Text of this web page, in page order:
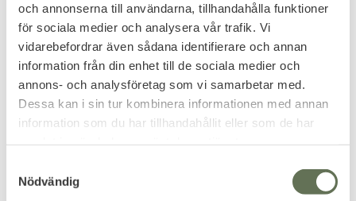
och annonserna till användarna, tillhandahålla funktioner
för sociala medier och analysera vår trafik. Vi
vidarebefordrar även sådana identifierare och annan
information från din enhet till de sociala medier och
annons- och analysföretag som vi samarbetar med.
Dessa kan i sin tur kombinera informationen med annan
information som du har tillhandahållit eller som de har
Nödvändig
Add to favorites
Elektrisk Arc Tändare
WP
Vattentät laddningsbar med
Add to favorites
Sense Luxury
Jetburner Jetflame
Tändare